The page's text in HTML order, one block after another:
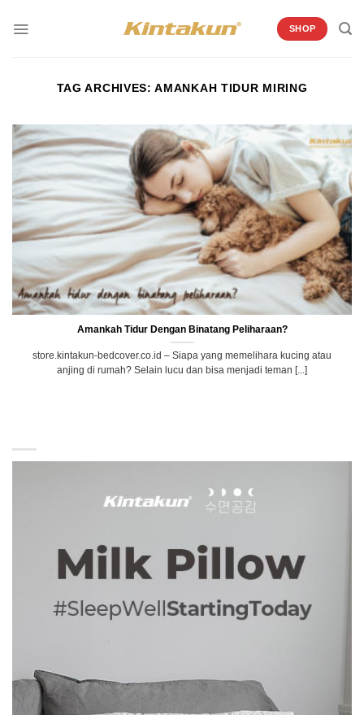
SHOP
TAG ARCHIVES:AMANKAH TIDUR MIRING
Amankah Tidur Dengan Binatang Peliharaan?
store.kintakun-bedcover.co.id – Siapa yang memelihara kucing atau
anjing di rumah? Selain lucu dan bisa menjadi teman [...]